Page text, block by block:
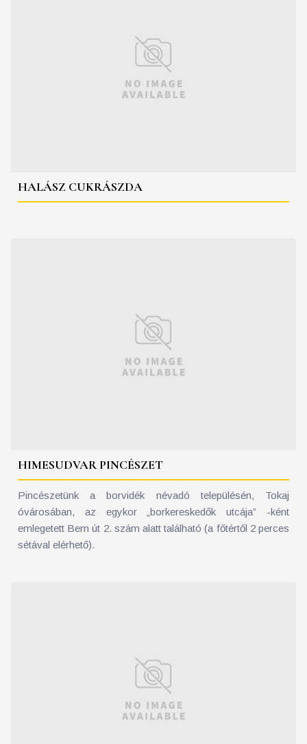
HALÁSZ CUKRÁSZDA
HIMESUDVAR PINCÉSZET
Pincészetünk a borvidék névadó településén, Tokaj
óvárosában, az egykor „borkereskedők utcája” -ként
emlegetett Bem út 2. szám alatt található (a főtértől 2 perces
sétával elérhető).